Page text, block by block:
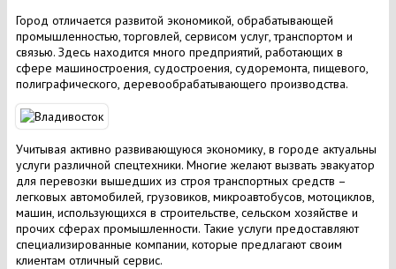
Город отличается развитой экономикой, обрабатывающей
промышленностью, торговлей, сервисом услуг, транспортом и
связью. Здесь находится много предприятий, работающих в
сфере машиностроения, судостроения, судоремонта, пищевого,
полиграфического, деревообрабатывающего производства.
Учитывая активно развивающуюся экономику, в городе актуальны
услуги различной спецтехники. Многие желают вызвать эвакуатор
для перевозки вышедших из строя транспортных средств –
легковых автомобилей, грузовиков, микроавтобусов, мотоциклов,
машин, использующихся в строительстве, сельском хозяйстве и
прочих сферах промышленности. Такие услуги предоставляют
специализированные компании, которые предлагают своим
клиентам отличный сервис.